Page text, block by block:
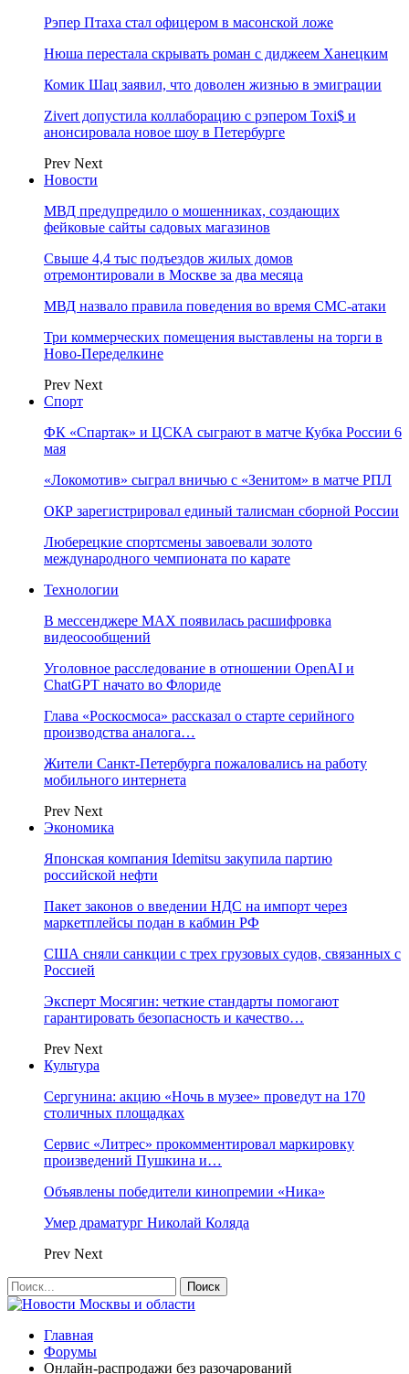
Рэпер Птаха стал офицером в масонской ложе
Нюша перестала скрывать роман с диджеем Ханецким
Комик Шац заявил, что доволен жизнью в эмиграции
Zivert допустила коллаборацию с рэпером Toxi$ и
анонсировала новое шоу в Петербурге
Prev Next
Новости
МВД предупредило о мошенниках, создающих
фейковые сайты садовых магазинов
Свыше 4,4 тыс подъездов жилых домов
отремонтировали в Москве за два месяца
МВД назвало правила поведения во время СМС-атаки
Три коммерческих помещения выставлены на торги в
Ново-Переделкине
Prev Next
Спорт
ФК «Спартак» и ЦСКА сыграют в матче Кубка России 6
мая
«Локомотив» сыграл вничью с «Зенитом» в матче РПЛ
ОКР зарегистрировал единый талисман сборной России
Люберецкие спортсмены завоевали золото
международного чемпионата по карате
Технологии
В мессенджере MAX появилась расшифровка
видеосообщений
Уголовное расследование в отношении OpenAI и
ChatGPT начато во Флориде
Глава «Роскосмоса» рассказал о старте серийного
производства аналога…
Жители Санкт-Петербурга пожаловались на работу
мобильного интернета
Prev Next
Экономика
Японская компания Idemitsu закупила партию
российской нефти
Пакет законов о введении НДС на импорт через
маркетплейсы подан в кабмин РФ
США сняли санкции с трех грузовых судов, связанных с
Россией
Эксперт Мосягин: четкие стандарты помогают
гарантировать безопасность и качество…
Prev Next
Культура
Сергунина: акцию «Ночь в музее» проведут на 170
столичных площадках
Сервис «Литрес» прокомментировал маркировку
произведений Пушкина и…
Объявлены победители кинопремии «Ника»
Умер драматург Николай Коляда
Prev Next
Главная
Форумы
Онлайн-распродажи без разочарований